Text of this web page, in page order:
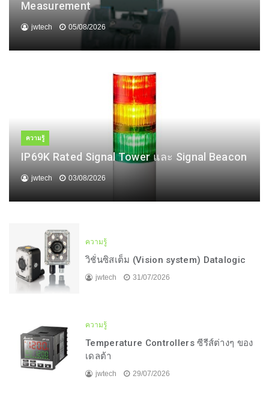
Measurement
jwtech 05/08/2026
ความรู้
IP69K Rated Signal Tower และ Signal Beacon
jwtech 03/08/2026
ความรู้
วิชั่นซิสเต็ม (Vision system) Datalogic
jwtech 31/07/2026
ความรู้
Temperature Controllers ซีรีส์ต่างๆ ของ
เดลต้า
jwtech 29/07/2026